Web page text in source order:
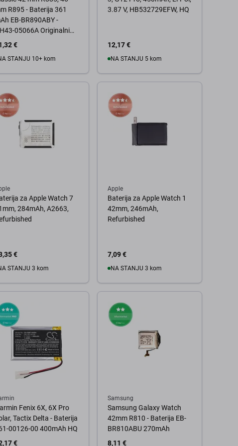
R895 - Baterija 361
EB-BR890ABY -
05066A Originalni
paket
€
STANJU 10+ kom
3.87 V, HB532729EFW, HQ
12,17 €
NA STANJU 5 kom
za Apple Watch 7
284mAh, A2663,
€
STANJU 3 kom
Apple
Baterija za Apple Watch 1
42mm, 246mAh,
Refurbished
7,09 €
NA STANJU 3 kom
Fenix 6X, 6X Pro
Tactix Delta - Baterija
00126-00 400mAh HQ
€
Samsung
Samsung Galaxy Watch
42mm R810 - Baterija EB-
BR810ABU 270mAh
8,11 €